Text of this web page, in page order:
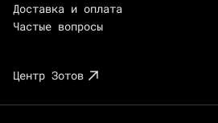
Доставка и оплата
Частые вопросы
Центр Зотов